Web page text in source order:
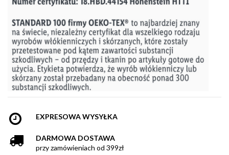
EXPRESOWA WYSYŁKA
DARMOWA DOSTAWA
przy zamówieniach od 399zł